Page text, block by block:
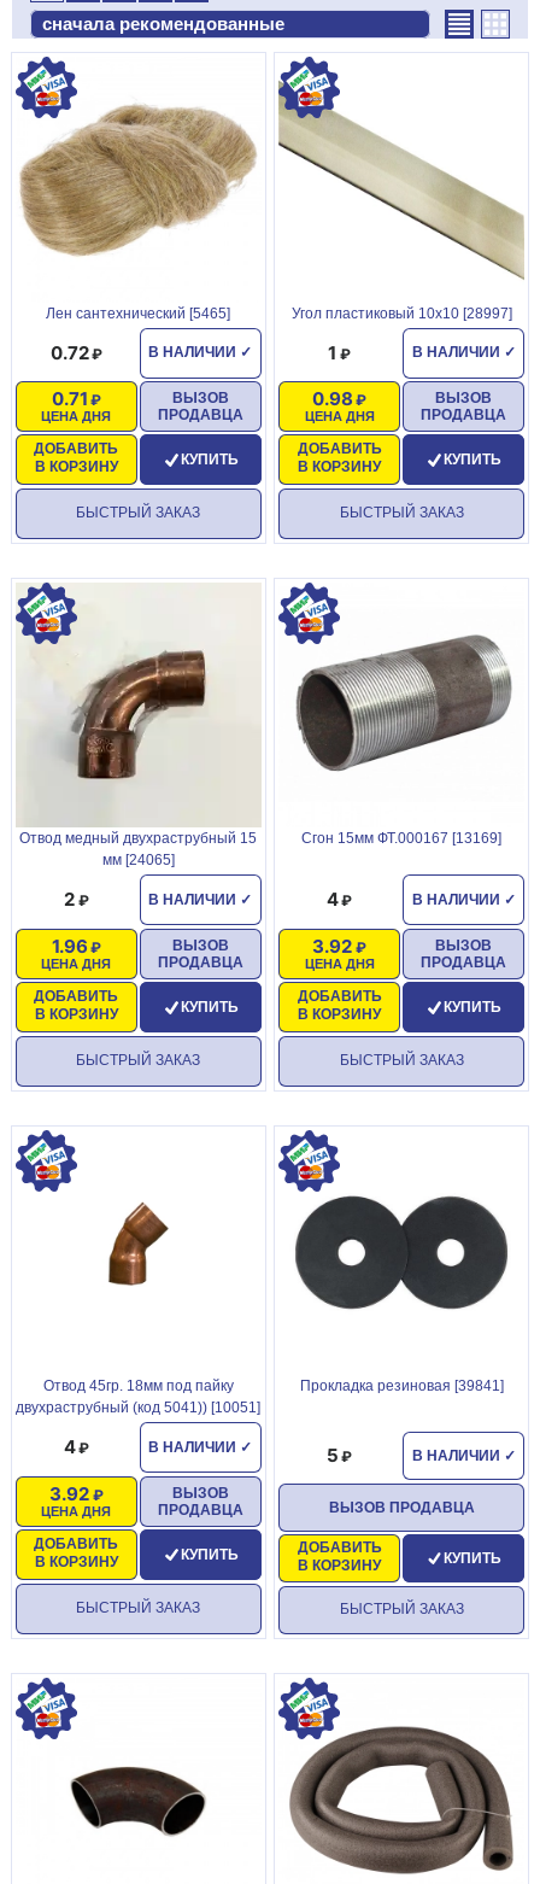
Лен сантехнический [5465]
В НАЛИЧИИ ✓
0.72
ЦЕНА ДНЯ
0.71
ДОБАВИТЬ
В КОРЗИНУ
ВЫЗОВ
ПРОДАВЦА
КУПИТЬ
БЫСТРЫЙ ЗАКАЗ
Угол пластиковый 10х10 [28997]
В НАЛИЧИИ ✓
1
ЦЕНА ДНЯ
0.98
ДОБАВИТЬ
В КОРЗИНУ
ВЫЗОВ
ПРОДАВЦА
КУПИТЬ
БЫСТРЫЙ ЗАКАЗ
Отвод медный двухраструбный 15
мм [24065]
В НАЛИЧИИ ✓
2
ЦЕНА ДНЯ
1.96
ДОБАВИТЬ
В КОРЗИНУ
ВЫЗОВ
ПРОДАВЦА
КУПИТЬ
БЫСТРЫЙ ЗАКАЗ
Сгон 15мм ФТ.000167 [13169]
В НАЛИЧИИ ✓
4
ЦЕНА ДНЯ
3.92
ДОБАВИТЬ
В КОРЗИНУ
ВЫЗОВ
ПРОДАВЦА
КУПИТЬ
БЫСТРЫЙ ЗАКАЗ
Отвод 45гр. 18мм под пайку
двухраструбный (код 5041)) [10051]
В НАЛИЧИИ ✓
4
ЦЕНА ДНЯ
3.92
ДОБАВИТЬ
В КОРЗИНУ
ВЫЗОВ
ПРОДАВЦА
КУПИТЬ
БЫСТРЫЙ ЗАКАЗ
Прокладка резиновая [39841]
В НАЛИЧИИ ✓
5
ДОБАВИТЬ
В КОРЗИНУ
ВЫЗОВ ПРОДАВЦА
КУПИТЬ
БЫСТРЫЙ ЗАКАЗ